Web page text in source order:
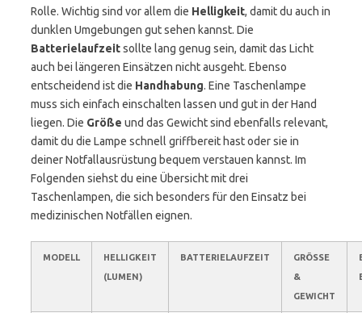
Rolle. Wichtig sind vor allem die Helligkeit, damit du auch in
dunklen Umgebungen gut sehen kannst. Die
Batterielaufzeitsollte lang genug sein, damit das Licht
auch bei längeren Einsätzen nicht ausgeht. Ebenso
entscheidend ist die Handhabung. Eine Taschenlampe
muss sich einfach einschalten lassen und gut in der Hand
liegen. Die Größe und das Gewicht sind ebenfalls relevant,
damit du die Lampe schnell griffbereit hast oder sie in
deiner Notfallausrüstung bequem verstauen kannst. Im
Folgenden siehst du eine Übersicht mit drei
Taschenlampen, die sich besonders für den Einsatz bei
medizinischen Notfällen eignen.
MODELL
HELLIGKEIT
(LUMEN)
BATTERIELAUFZEIT
GRÖSSE &
G
EWICHT